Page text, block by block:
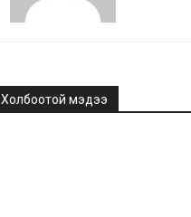
Холбоотой мэдээ